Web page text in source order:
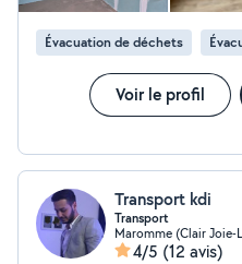
Évacuation de déchets
Voir le profil
Transport kdi
Transport
Maromme (Clair Joie-
4/5 (12 avis)